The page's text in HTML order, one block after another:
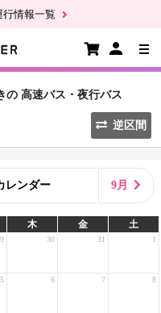
情報一覧
の 高速バス・夜行バス
逆区間
レンダー 9月
木 金 土
30 31 1
5 6 7 8